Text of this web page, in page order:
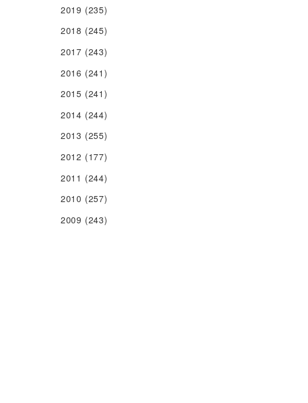
2019 (235)
2018 (245)
2017 (243)
2016 (241)
2015 (241)
2014 (244)
2013 (255)
2012 (177)
2011 (244)
2010 (257)
2009 (243)